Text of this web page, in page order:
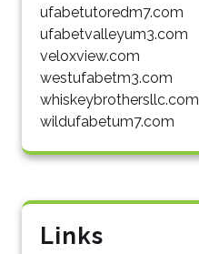
ufabetutoredm7.com
ufabetvalleyum3.com
veloxview.com
westufabetm3.com
whiskeybrothersllc.com
wildufabetum7.com
Links